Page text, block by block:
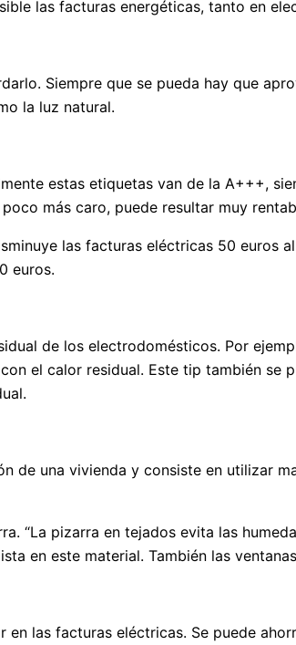
las facturas energéticas, tanto en
Siempre que se pueda hay que
la luz natural.
estas etiquetas van de la A+++,
más caro, puede resultar muy
las facturas eléctricas 50 euros
euros.
de los electrodomésticos. Por
el calor residual. Este tip también se
de una vivienda y consiste en utilizar
“La pizarra en tejados evita las
en este material. También las
las facturas eléctricas. Se puede